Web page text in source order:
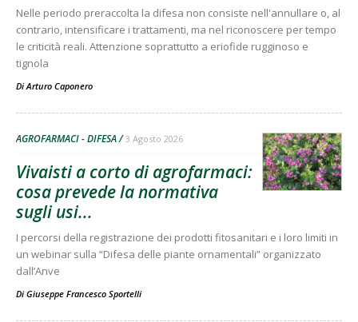
Nelle periodo preraccolta la difesa non consiste nell'annullare o, al
contrario, intensificare i trattamenti, ma nel riconoscere per tempo
le criticità reali. Attenzione soprattutto a eriofide rugginoso e
tignola
DiArturo Caponero
AGROFARMACI - DIFESA 3 Agosto 2026
Vivaisti a corto di agrofarmaci:
cosa prevede la normativa
sugli usi...
I percorsi della registrazione dei prodotti fitosanitari e i loro limiti in
un webinar sulla “Difesa delle piante ornamentali” organizzato
dall’Anve
Di Giuseppe Francesco Sportelli